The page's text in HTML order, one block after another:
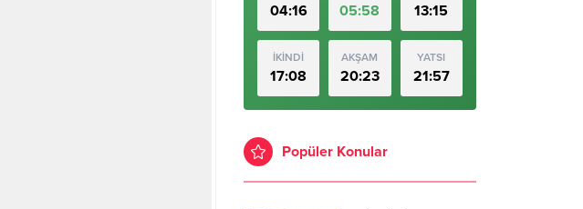
04:16 05:58 13:15
İKİNDİ
17:08
AKŞAM
20:23
YATSI
21:57
Popüler Konular